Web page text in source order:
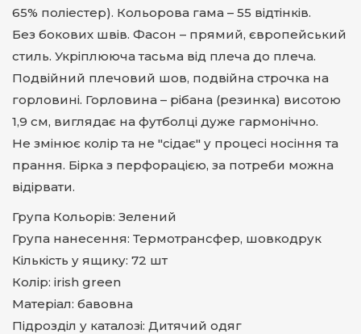
65% поліестер). Кольорова гама – 55 відтінків.
Без бокових швів. Фасон – прямий, європейський
стиль. Укріплююча тасьма від плеча до плеча.
Подвійний плечовий шов, подвійна строчка на
горловині. Горловина – рібана (резинка) висотою
1,9 см, виглядає на футболці дуже гармонічно.
Не змінює колір та не "сідає" у процесі носіння та
прання. Бірка з перфорацією, за потреби можна
відірвати.
Група Кольорів: Зелений
Група нанесення: Термотрансфер, шовкодрук
Кількість у ящику: 72 шт
Колір: irish green
Матеріал: бавовна
Підрозділ у каталозі: Дитячий одяг